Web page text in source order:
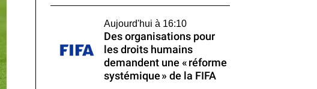
Aujourd'hui à 16:10
Des organisations pour
les droits humains
demandent une « réforme
systémique » de la FIFA